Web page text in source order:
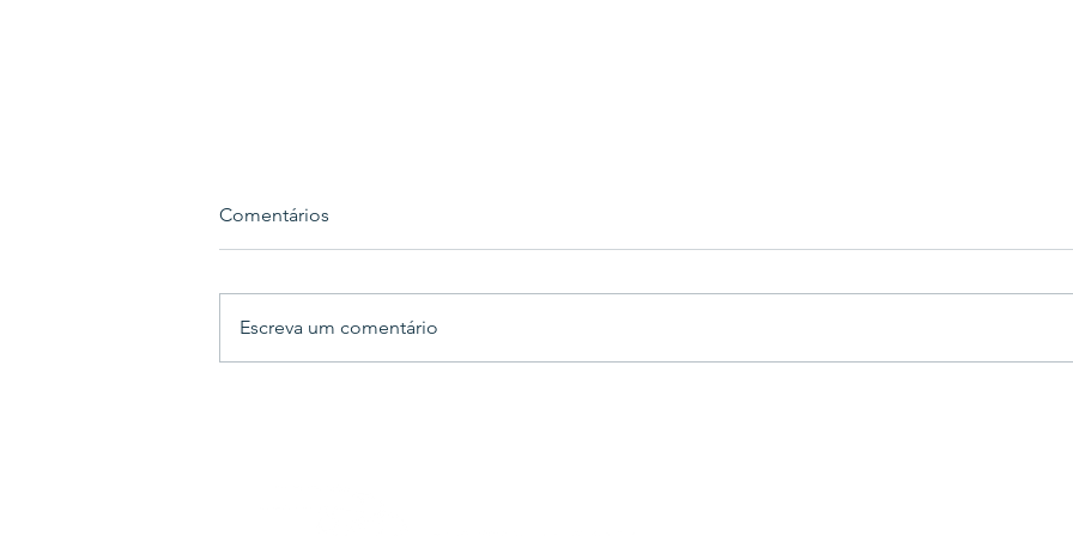
Comentários
Escreva um comentário